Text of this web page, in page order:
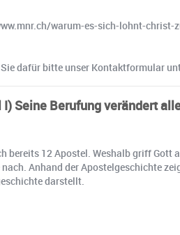
warum-es-sich-lohnt-
Sie dafür bitte unser Kontaktformular
Seine Berufung verändert
bereits 12 Apostel. Weshalb griff
Anhand der Apostelgeschichte
darstellt.